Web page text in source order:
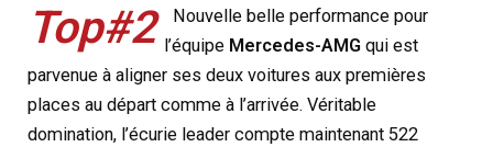
Top#2
Nouvelle belle performance pour
l’équipe Mercedes-AMG qui est
parvenue à aligner ses deux voitures aux premières
places au départ comme à l’arrivée. Véritable
domination, l’écurie leader compte maintenant 522